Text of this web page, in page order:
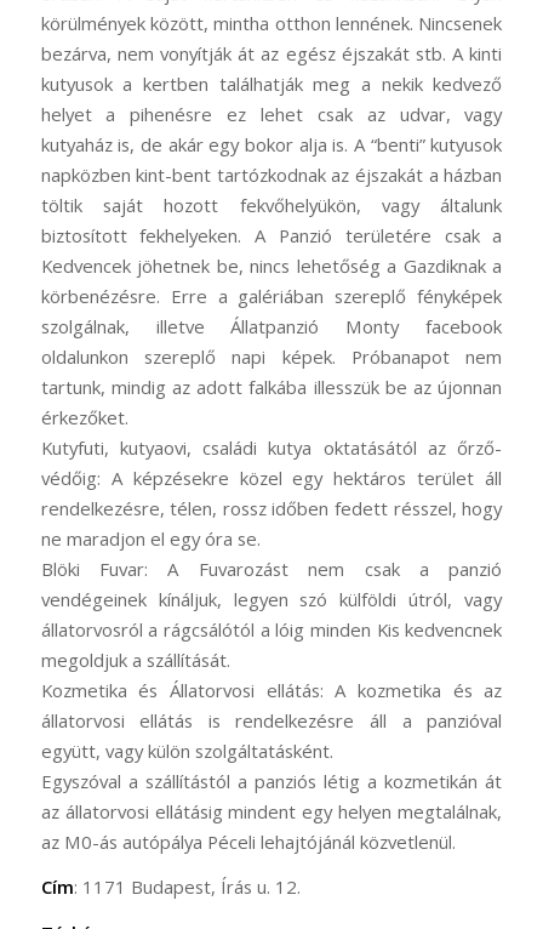
körülmények között, mintha otthon lennének. Nincsenek
bezárva, nem vonyítják át az egész éjszakát stb. A kinti
kutyusok a kertben találhatják meg a nekik kedvező
helyet a pihenésre ez lehet csak az udvar, vagy
kutyaház is, de akár egy bokor alja is. A “benti” kutyusok
napközben kint-bent tartózkodnak az éjszakát a házban
töltik saját hozott fekvőhelyükön, vagy általunk
biztosított fekhelyeken. A Panzió területére csak a
Kedvencek jöhetnek be, nincs lehetőség a Gazdiknak a
körbenézésre. Erre a galériában szereplő fényképek
szolgálnak, illetve Állatpanzió Monty facebook
oldalunkon szereplő napi képek. Próbanapot nem
tartunk, mindig az adott falkába illesszük be az újonnan
érkezőket.
Kutyfuti, kutyaovi, családi kutya oktatásától az őrző-
védőig: A képzésekre közel egy hektáros terület áll
rendelkezésre, télen, rossz időben fedett résszel, hogy
ne maradjon el egy óra se.
Blöki Fuvar: A Fuvarozást nem csak a panzió
vendégeinek kínáljuk, legyen szó külföldi útról, vagy
állatorvosról a rágcsálótól a lóig minden Kis kedvencnek
megoldjuk a szállítását.
Kozmetika és Állatorvosi ellátás: A kozmetika és az
állatorvosi ellátás is rendelkezésre áll a panzióval
együtt, vagy külön szolgáltatásként.
Egyszóval a szállítástól a panziós létig a kozmetikán át
az állatorvosi ellátásig mindent egy helyen megtalálnak,
az M0-ás autópálya Péceli lehajtójánál közvetlenül.
Cím: 1171 Budapest, Írás u. 12.